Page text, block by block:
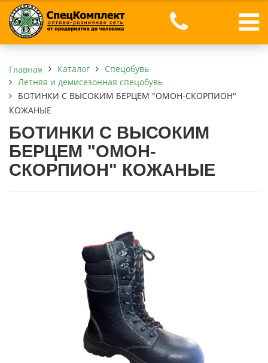
Главная Каталог
Спецобувь
Летняя и демисезонная спецобувь
БОТИНКИ С ВЫСОКИМ БЕРЦЕМ "ОМОН-СКОРПИОН"
КОЖАНЫЕ
БОТИНКИ С ВЫСОКИМ
БЕРЦЕМ "ОМОН-
СКОРПИОН" КОЖАНЫЕ